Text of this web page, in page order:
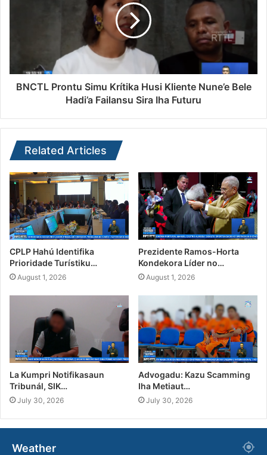
BNCTL Prontu Simu Krítika Husi Kliente Nune’e Bele
Hadi’a Failansu Sira Iha Futuru
Related Articles
CPLP Hahú Identifika
Prioridade Turístiku…
August 1, 2026
Prezidente Ramos-Horta
Kondekora Líder no…
August 1, 2026
La Kumpri Notifikasaun
Tribunál, SIK…
July 30, 2026
Advogadu: Kazu Scamming
Iha Metiaut…
July 30, 2026
Weather